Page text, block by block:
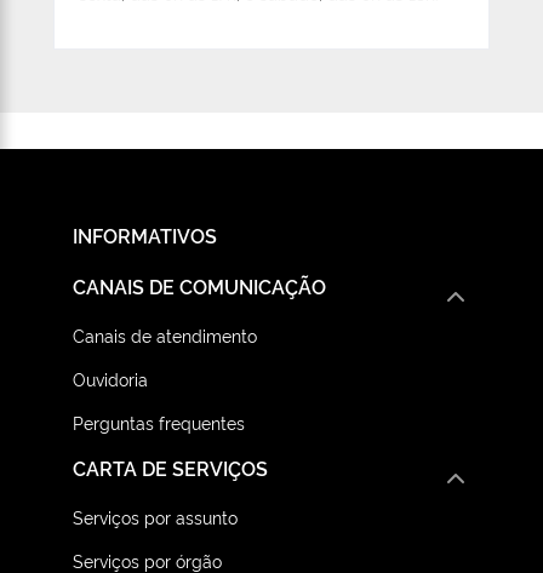
INFORMATIVOS
CANAIS DE COMUNICAÇÃO
Canais de atendimento
Ouvidoria
Perguntas frequentes
CARTA DE SERVIÇOS
Serviços por assunto
Serviços por órgão